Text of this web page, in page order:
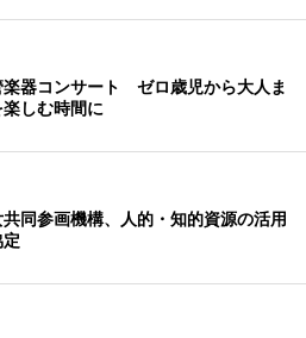
楽器コンサート ゼロ歳児から大人ま
しむ時間に
同参画機構、人的・知的資源の活用